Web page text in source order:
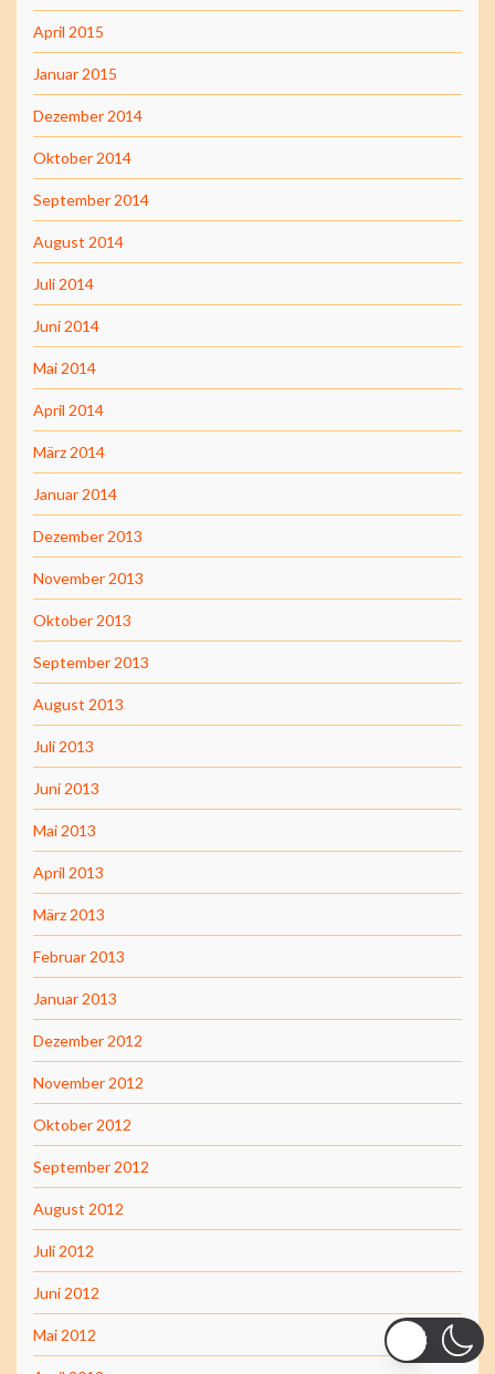
April 2015
Januar 2015
Dezember 2014
Oktober 2014
September 2014
August 2014
Juli 2014
Juni 2014
Mai 2014
April 2014
März 2014
Januar 2014
Dezember 2013
November 2013
Oktober 2013
September 2013
August 2013
Juli 2013
Juni 2013
Mai 2013
April 2013
März 2013
Februar 2013
Januar 2013
Dezember 2012
November 2012
Oktober 2012
September 2012
August 2012
Juli 2012
Juni 2012
Mai 2012